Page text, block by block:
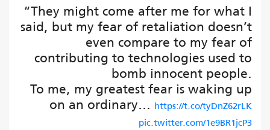
“They might come after me for what I
said, but my fear of retaliation doesn’t
even compare to my fear of
contributing to technologies used to
bomb innocent people.
To me, my greatest fear is waking up
on an ordinary… https://t.co/tyDnZ62rLK
pic.twitter.com/1e9BR1jcP3